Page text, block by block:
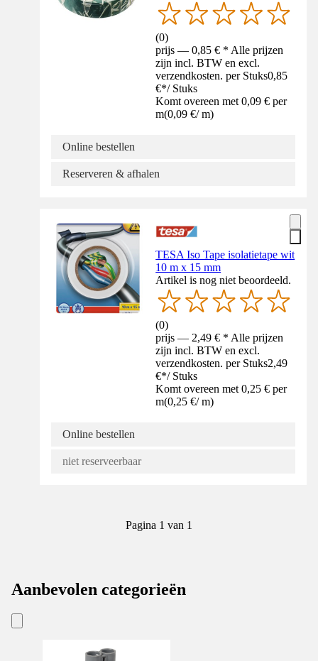
(0)
prijs — 0,85 € * Alle prijzen
zijn incl. BTW en excl.
verzendkosten. per Stuks0,85
€*/ Stuks
Komt overeen met 0,09 € per
m(0,09 €/ m)
Online bestellen
Reserveren & afhalen
TESA Iso Tape isolatietape wit
10 m x 15 mm
Artikel is nog niet beoordeeld.
(0)
prijs — 2,49 € * Alle prijzen
zijn incl. BTW en excl.
verzendkosten. per Stuks2,49
€*/ Stuks
Komt overeen met 0,25 € per
m(0,25 €/ m)
Online bestellen
niet reserveerbaar
Pagina 1 van 1
Aanbevolen categorieën